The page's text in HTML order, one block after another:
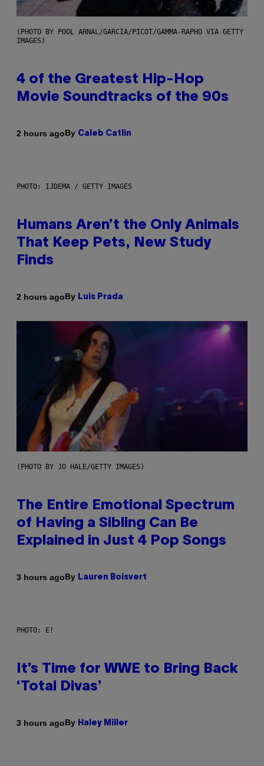
(PHOTO BY POOL ARNAL/GARCIA/PICOT/GAMMA-RAPHO VIA GETTY
IMAGES)
4 of the Greatest Hip-Hop
Movie Soundtracks of the 90s
2 hours agoBy Caleb Catlin
PHOTO: IJDEMA / GETTY IMAGES
Humans Aren’t the Only Animals
That Keep Pets, New Study
Finds
2 hours agoBy Luis Prada
(PHOTO BY JO HALE/GETTY IMAGES)
The Entire Emotional Spectrum
of Having a Sibling Can Be
Explained in Just 4 Pop Songs
3 hours agoBy Lauren Boisvert
PHOTO: E!
It’s Time for WWE to Bring Back
‘Total Divas’
3 hours agoBy Haley Miller